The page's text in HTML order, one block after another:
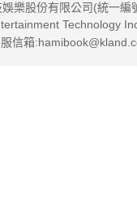
樂股份有限公司(統一編
Technology
信箱